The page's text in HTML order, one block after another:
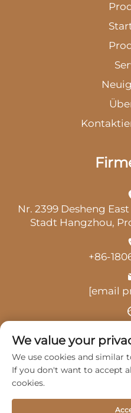
Nr. 2399 Desheng
Stadt Hangzhou,
+86-
[email
Urheberrecht © 2025
We value your
We use cookies and similar
If you don't want to accept
cookies.